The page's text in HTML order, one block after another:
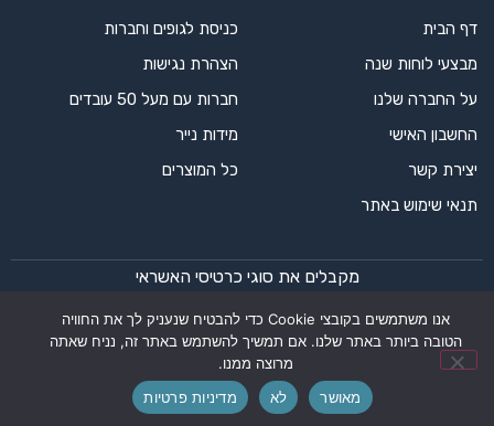
דף הבית
מבצעי לוחות שנה
על החברה שלנו
החשבון האישי
יצירת קשר
תנאי שימוש באתר
כניסת לגופים וחברות
הצהרת נגישות
חברות עם מעל 50 עובדים
מידות נייר
כל המוצרים
מקבלים את סוגי כרטיסי האשראי
© 2024 כל הזכויות שמורות – דפוס אופק רחב | עיצוב ופיתוח:
אנו משתמשים בקובצי Cookie כדי להבטיח שנעניק לך את החוויה
הטובה ביותר באתר שלנו. אם תמשיך להשתמש באתר זה, נניח שאתה
מרוצה ממנו.
מאושר
לא מדיניות פרטיות
for alt and title add automatic